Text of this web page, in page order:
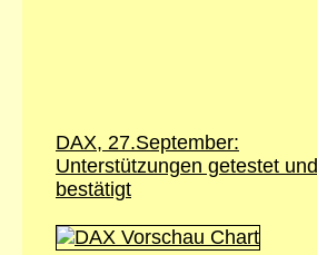
DAX, 27.September:
Unterstützungen getestet und
bestätigt